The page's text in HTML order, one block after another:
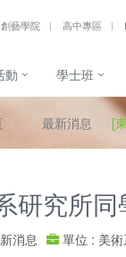
創藝學院 高中專區
動 學士班
最新消息 [
研究所
消息
單位 : 美術